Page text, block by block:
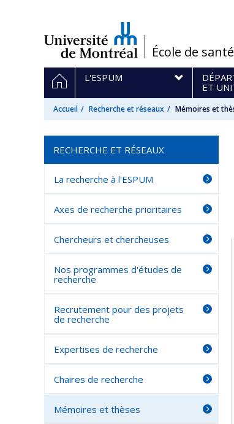
/École de
Navigation
principale
ACCUEIL
L'ESPUM
ET
Accueil Recherche et réseaux Mémoires et
RECHERCHE ET RÉSEAUX
La recherche à l'ESPUM
Axes de recherche prioritaires
Chercheurs et chercheuses
Nos programmes d'études de
recherche
Recrutement pour des projets
de recherche
Expertises de recherche
Chaires de recherche
Mémoires et thèses